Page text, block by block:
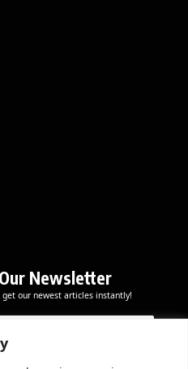
Newsletter
our newest articles instantly!
aa